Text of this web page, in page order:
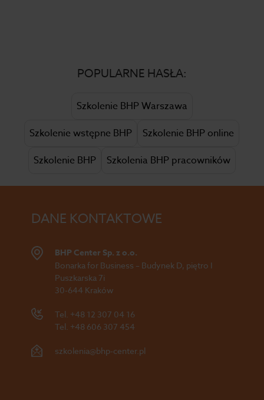
POPULARNE HASŁA:
Szkolenie BHP Warszawa
Szkolenie wstępne BHP
Szkolenie BHP online
Szkolenie BHP
Szkolenia BHP pracowników
DANE KONTAKTOWE
BHP Center Sp. z o.o.
Bonarka for Business – Budynek D, piętro I
Puszkarska 7i
30-644 Kraków
Tel. +48 12 307 04 16
Tel. +48 606 307 454
szkolenia@bhp-center.pl